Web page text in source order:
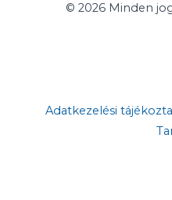
© 2026 Minden
Adatkezelési